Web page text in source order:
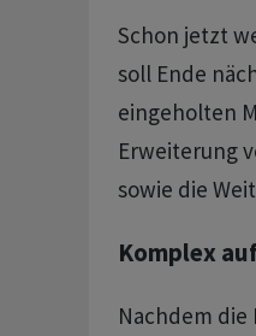
Schon jetzt
soll Ende
eingeholten
Erweiterung
sowie die
Komplex
Nachdem die